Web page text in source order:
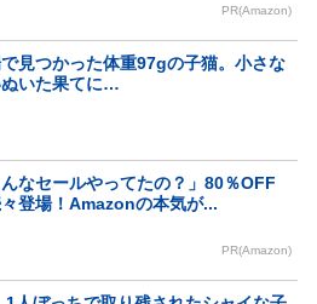
PR(Amazon)
見つかった体重97gの子猫。小さな
いた果てに…
んなセールやってたの？」80％OFF
々登場！Amazonの本気が...
PR(Amazon)